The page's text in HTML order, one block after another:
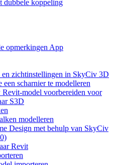
dubbele koppeling
opmerkingen App
en zichtinstellingen in SkyCiv 3D
een scharnier te modelleren
model voorbereiden voor
S3D
modelleren
Design met behulp van SkyCiv
Revit